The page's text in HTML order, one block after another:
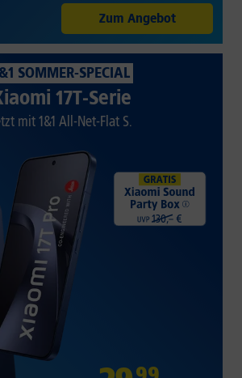
Zum Angebot
SOMMER-SPECIAL
17T-Serie
mit 1&1 All-Net-Flat S.